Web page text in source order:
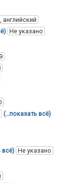
английский
Не указано
(…показать всё)
всё) Не указано